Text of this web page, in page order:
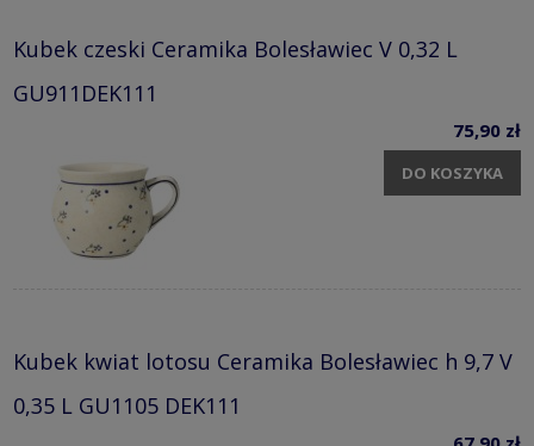
Kubek czeski Ceramika Bolesławiec V 0,32 L
GU911DEK111
75,90 zł
DO KOSZYKA
Kubek kwiat lotosu Ceramika Bolesławiec h 9,7 V
0,35 L GU1105 DEK111